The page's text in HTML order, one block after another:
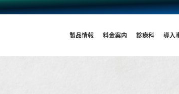
製品情報 料金案内 診療科 導入